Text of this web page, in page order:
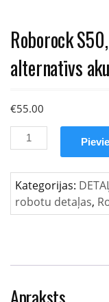
Roborock
alternatīvs
€55.00
Roborock
S50,
5.2Ah,
Li-
ion
(battery)
Kategorijas:
robotu detaļas,